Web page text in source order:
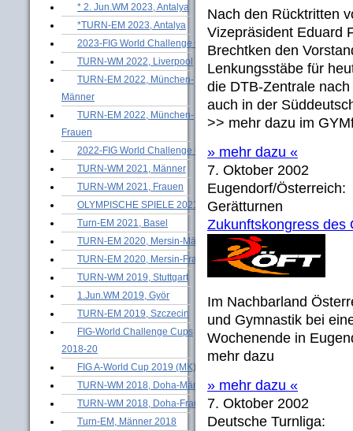
* 2. Jun.WM 2023, Antalya
*TURN-EM 2023, Antalya
2023-FIG World Challenge Cups
TURN-WM 2022, Liverpool
TURN-EM 2022, München-
Männer
TURN-EM 2022, München-
Frauen
2022-FIG World Challenge Cups
TURN-WM 2021, Männer
TURN-WM 2021, Frauen
OLYMPISCHE SPIELE 2021
Turn-EM 2021, Basel
TURN-EM 2020, Mersin-Männer
TURN-EM 2020, Mersin-Frauen
TURN-WM 2019, Stuttgart
1.Jun.WM 2019, Györ
TURN-EM 2019, Szczecin
FIG-World Challenge Cups
2018-20
FIG A-World Cup 2019 (MK)
TURN-WM 2018, Doha-Männer
TURN-WM 2018, Doha-Frauen
Turn-EM, Männer 2018
Nach den Rücktritten
Vizepräsident Eduard
Brechtken den
Lenkungsstäbe für
die DTB-Zentrale
auch in der
>> mehr dazu im
» mehr dazu «
7. Oktober 2002
Eugendorf/Österreich:
Gerätturnen
Zukunftskongress des
Im Nachbarland
und Gymnastik bei
Wochenende in
mehr dazu
» mehr dazu «
7. Oktober 2002
Deutsche Turnliga: